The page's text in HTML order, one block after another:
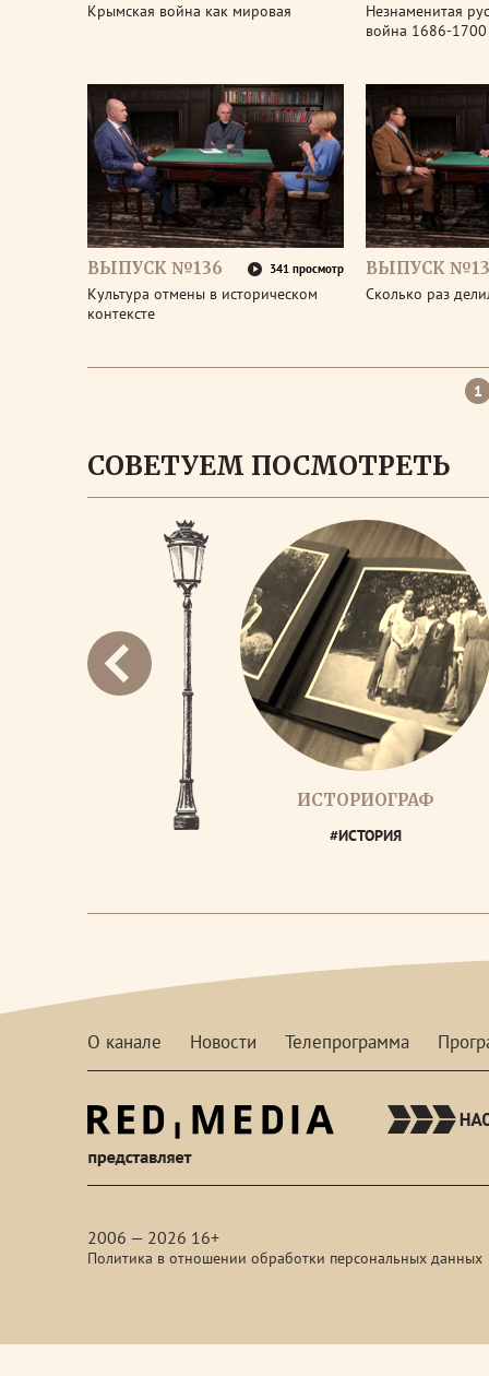
Крымская война как мировая
Незнаменитая
война 1686-1700
ВЫПУСК №136 341 просмотр
Культура отмены в историческом
контексте
ВЫПУСК
Сколько раз
1
СОВЕТУЕМ ПОСМОТРЕТЬ
ИСТОРИОГРАФ
#ИСТОРИЯ
О канале Новости Телепрограмма
2006 — 2026 16+
Политика в отношении обработки персональных данных